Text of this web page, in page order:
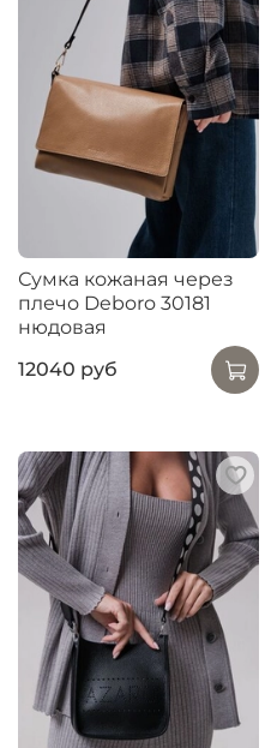
Сумка кожаная через
плечо Deboro 30181
нюдовая
12040 руб